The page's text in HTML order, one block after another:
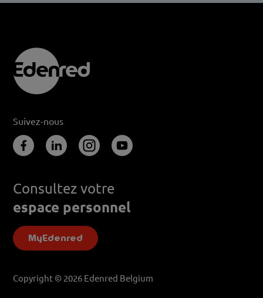
Suivez-nous
Consultez votre
espace personnel
MyEdenred
Copyright © 2026 Edenred Belgium